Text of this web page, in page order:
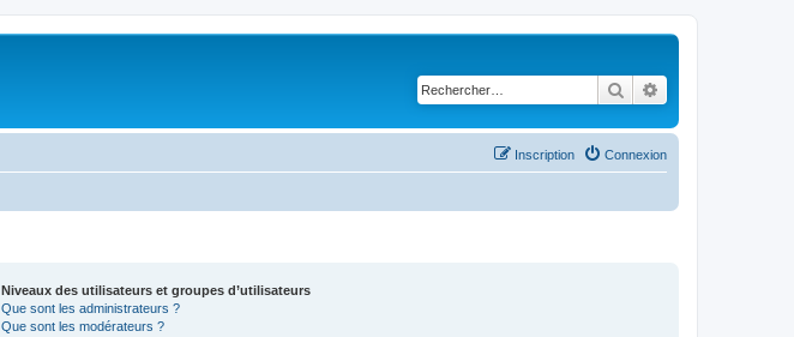
Rechercher
Connexion
Inscription
Niveaux des utilisateurs et groupes d’utilisateurs
Que sont les administrateurs ?
Que sont les modérateurs ?